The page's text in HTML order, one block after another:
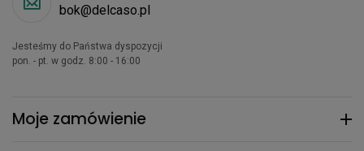
Moje zamówienie
bok@delcaso.pl
Jesteśmy do Państwa dyspozycji
pon. - pt. w godz. 8:00 - 16:00